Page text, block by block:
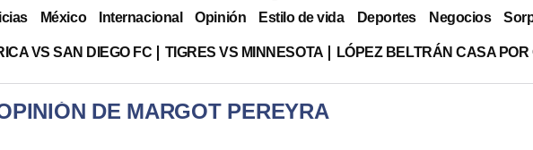
México Internacional Opinión Estilo de vida Deportes Negocios
VS SAN DIEGO FC TIGRES VS MINNESOTA LÓPEZ BELTRÁN CASA
DE MARGOT PEREYRA